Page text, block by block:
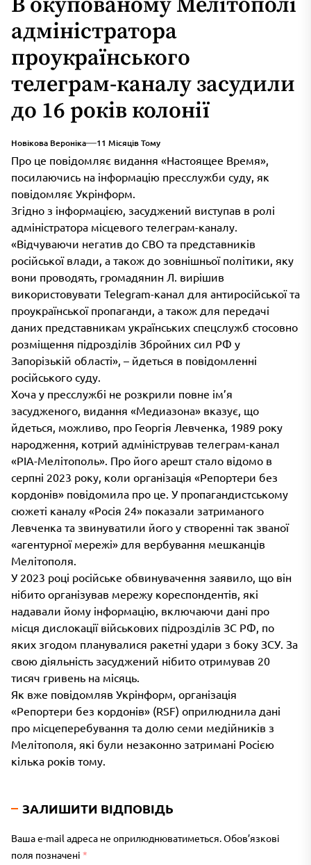
В окупованому Мелітополі
адміністратора
проукраїнського
телеграм-каналу засудили
до 16 років колонії
Новікова Вероніка 11 Місяців Тому
Про це повідомляє видання «Настоящее Время»,
посилаючись на інформацію пресслужби суду, як
повідомляє Укрінформ.
Згідно з інформацією, засуджений виступав в ролі
адміністратора місцевого телеграм-каналу.
«Відчуваючи негатив до СВО та представників
російської влади, а також до зовнішньої політики, яку
вони проводять, громадянин Л. вирішив
використовувати Telegram-канал для антиросійської та
проукраїнської пропаганди, а також для передачі
даних представникам українських спецслужб стосовно
розміщення підрозділів Збройних сил РФ у
Запорізькій області», – йдеться в повідомленні
російського суду.
Хоча у пресслужбі не розкрили повне ім’я
засудженого, видання «Медиазона» вказує, що
йдеться, можливо, про Георгія Левченка, 1989 року
народження, котрий адміністрував телеграм-канал
«РІА-Мелітополь». Про його арешт стало відомо в
серпні 2023 року, коли організація «Репортери без
кордонів» повідомила про це. У пропагандистському
сюжеті каналу «Росія 24» показали затриманого
Левченка та звинуватили його у створенні так званої
«агентурної мережі» для вербування мешканців
Мелітополя.
У 2023 році російське обвинувачення заявило, що він
нібито організував мережу кореспондентів, які
надавали йому інформацію, включаючи дані про
місця дислокації військових підрозділів ЗС РФ, по
яких згодом планувалися ракетні удари з боку ЗСУ. За
свою діяльність засуджений нібито отримував 20
тисяч гривень на місяць.
Як вже повідомляв Укрінформ, організація
«Репортери без кордонів» (RSF) оприлюднила дані
про місцеперебування та долю семи медійників з
Мелітополя, які були незаконно затримані Росією
кілька років тому.
ЗАЛИШИТИ ВІДПОВІДЬ
Ваша e-mail адреса не оприлюднюватиметься.Обов’язкові
поля позначені *